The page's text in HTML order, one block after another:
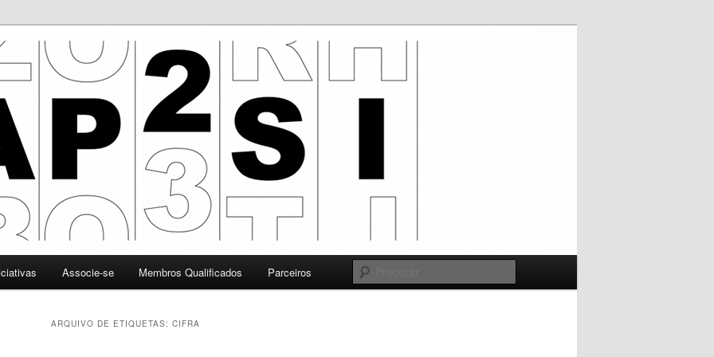
Associe-se Membros Qualificados Parceiros
ARQUIVO DE ETIQUETAS: CIFRA